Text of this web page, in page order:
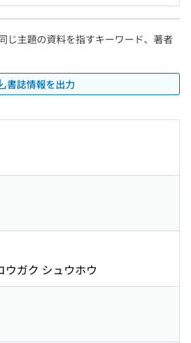
じ主題の資料を指すキーワード、著者
書誌情報を出力
ウガク シュウホウ